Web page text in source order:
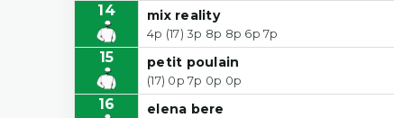
14 mix reality
4p (17) 3p 8p 8p 6p 7p
15 petit poulain
(17) 0p 7p 0p 0p
16 elena bere